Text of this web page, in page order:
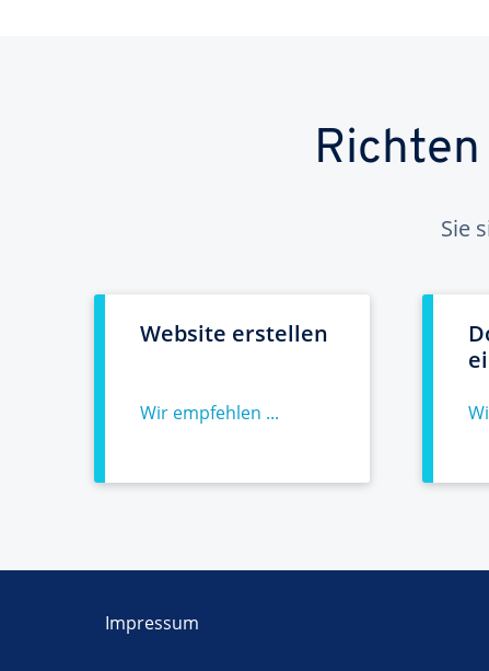
Sie
Website erstellen
Wir empfehlen ...
Impressum